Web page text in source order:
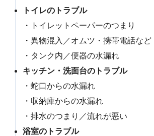
トイレのトラブル
・トイレットペーパーのつまり
・異物混入／オムツ・携帯電話など
・タンク内／便器の水漏れ
キッチン・洗面台のトラブル
・蛇口からの水漏れ
・収納庫からの水漏れ
・排水のつまり／流れが悪い
浴室のトラブル